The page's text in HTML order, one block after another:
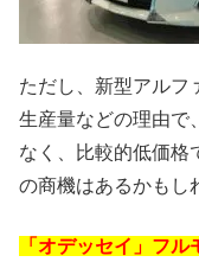
ただし、新型アルフ
生産量などの理由で
なく、比較的低価格
の商機はあるかもし
「オデッセイ」フ